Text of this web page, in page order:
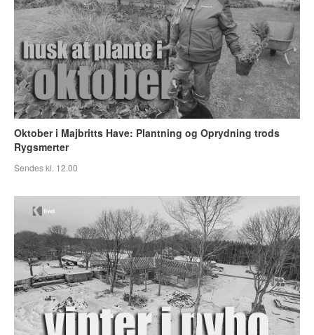
Oktober i Majbritts Have: Plantning og Oprydning trods
Rygsmerter
Sendes kl. 12.00